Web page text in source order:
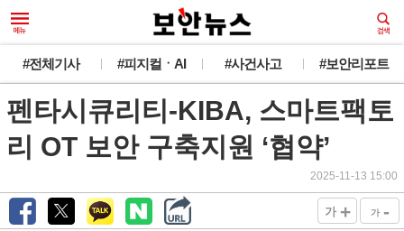
#전체기사 #피지컬ㆍAI #사건사고 #보안리포트
펜타시큐리티-KIBA, 스마트팩토
리 OT 보안 구축지원 ‘협약’
2025-11-13 15:00
가 + 가 -